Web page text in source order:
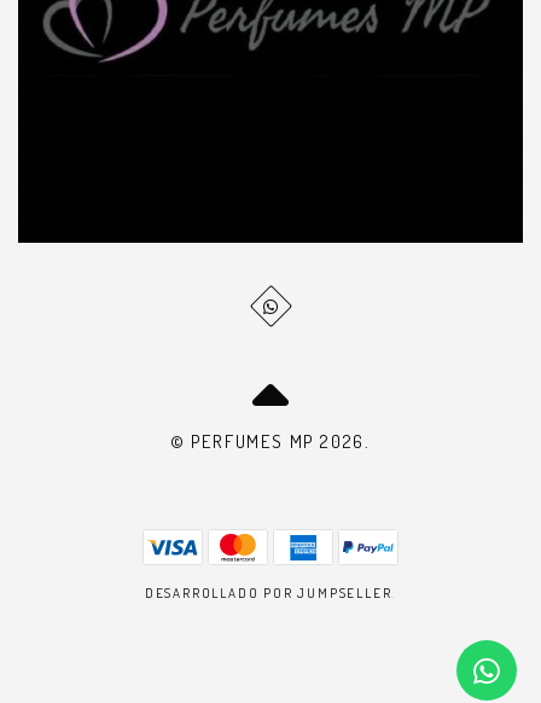
© PERFUMES MP 2026.
DESARROLLADO POR JUMPSELLER